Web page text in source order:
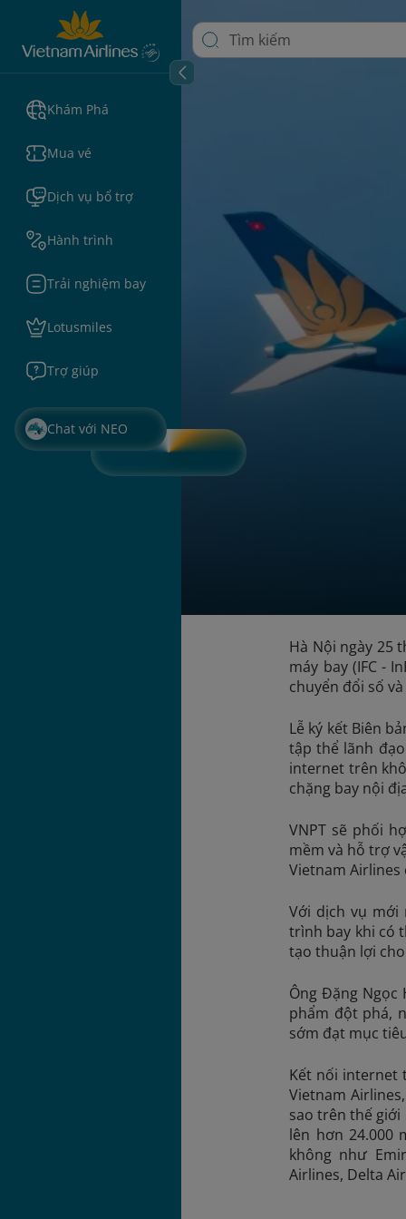
Khám Phá
Mua vé
Dịch vụ bổ trợ
Hành trình
Trải nghiệm bay
Lotusmiles
Trợ giúp
Chat với NEO
Hà Nội ngày 25
máy bay (IFC -
chuyển đổi số
Lễ ký kết Biên
tập thể lãnh
internet trên
chặng bay nội
VNPT sẽ phối
mềm và hỗ trợ
Vietnam Airlines
Với dịch vụ mới
trình bay khi có
tạo thuận lợi
Ông Đặng Ngọc
phẩm đột phá,
sớm đạt mục
Kết nối internet
Vietnam
sao trên thế giới
lên hơn 24.000
không như
Airlines, Delta